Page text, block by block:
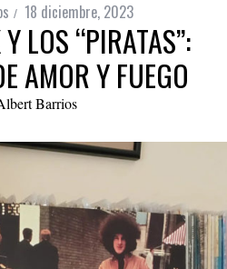
18 diciembre, 2023
LOS “PIRATAS”:
AMOR Y FUEGO
Barrios